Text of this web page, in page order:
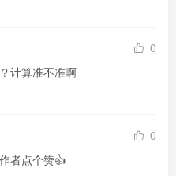
0
计算准不准啊
0
者点个赞👍